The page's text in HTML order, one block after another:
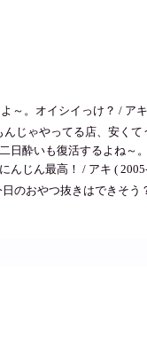
。オイシイっけ？ / アキ
じゃやってる店、安く
酔いも復活するよね～
じん最高！ / アキ (
のおやつ抜きはできそう